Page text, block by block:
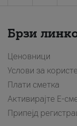
Брзи
Ценовници
Услови за
Плати сметка
Активирајте Е-
Припејд